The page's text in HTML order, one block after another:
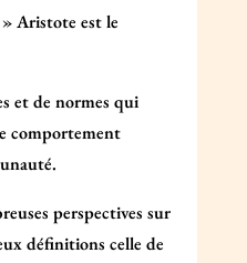
Aristote est le
et de normes qui
comportement
perspectives sur
définitions celle de